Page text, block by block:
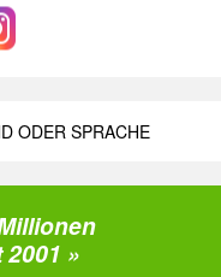
ODER SPRACHE
»